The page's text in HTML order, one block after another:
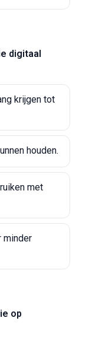
digitaal
krijgen tot
houden.
met
minder
op